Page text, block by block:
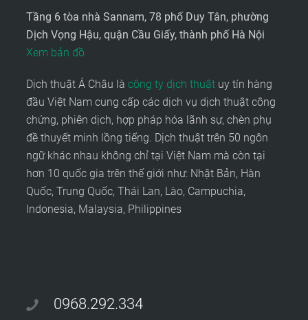
Tầng 6 tòa nhà Sannam, 78 phố Duy Tân, phường
Dịch Vọng Hậu, quận Cầu Giấy, thành phố Hà Nội
Xem bản đồ
Dịch thuật Á Châu là công ty dịch thuậtuy tín hàng
đầu Việt Nam cung cấp các dịch vụ dịch thuật công
chứng, phiên dịch, hợp pháp hóa lãnh sự, chèn phụ
đề thuyết minh lồng tiếng. Dịch thuật trên 50 ngôn
ngữ khác nhau không chỉ tại Việt Nam mà còn tại
hơn 10 quốc gia trên thế giới như: Nhật Bản, Hàn
Quốc, Trung Quốc, Thái Lan, Lào, Campuchia,
Indonesia, Malaysia, Philippines
0968.292.334